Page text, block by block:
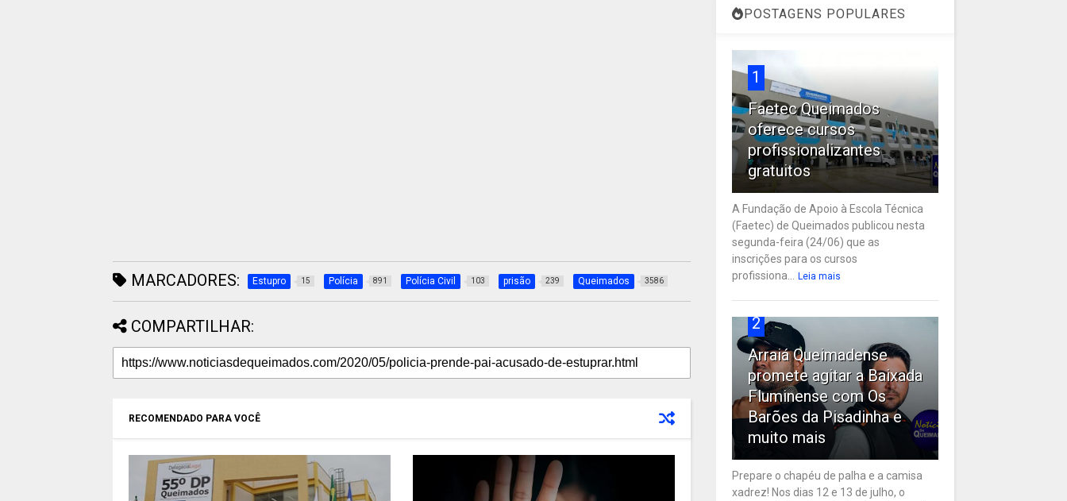
MARCADORES: Estupro 15 Polícia 891 Polícia Civil 103 prisão 239 Queimados 3586
COMPARTILHAR:
RECOMENDADO PARA VOCÊ
POSTAGENS POPULARES
1
Faetec Queimados
oferece cursos
profissionalizantes
gratuitos
A Fundação de Apoio à Escola Técnica
(Faetec) de Queimados publicou nesta
segunda-feira (24/06) que as
inscrições para os cursos
profissiona...
Leia mais
2
Arraiá Queimadense
promete agitar a Baixada
Fluminense com Os
Barões da Pisadinha e
muito mais
Prepare o chapéu de palha e a camisa
xadrez! Nos dias 12 e 13 de julho, o